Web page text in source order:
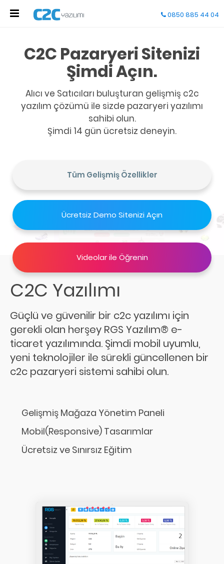
0850 885 44 04
Gelişmiş C2C Yazılımı
Özgün mobil tasarımlar, gelişmiş seo paneli,
çoklu parabirimi ve dil seçenekleri ile satış ve
daha yüzlerce özellik.
Şimdi 14 gün ücretsiz deneyin.
C2C Yazılımı
Güçlü ve güvenilir bir c2c yazılımı için
gerekli olan herşey RGS Yazılım® e-
ticaret yazılımında. Şimdi mobil uyumlu,
yeni teknolojiler ile sürekli güncellenen bir
c2c pazaryeri sistemi sahibi olun.
Gelişmiş Mağaza Yönetim Paneli
Mobil(Responsive) Tasarımlar
Ücretsiz ve Sınırsız Eğitim